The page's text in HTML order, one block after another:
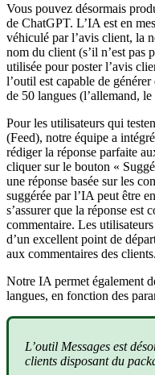
Vous pouvez désormais
de ChatGPT. L’IA est en
véhiculé par l’avis client, la
nom du client (s’il n’est pas
utilisée pour poster l’avis
l’outil est capable de
de 50 langues (l’allemand,
Pour les utilisateurs qui
(Feed), notre équipe a
rédiger la réponse parfaite
cliquer sur le bouton «
une réponse basée sur les
suggérée par l’IA peut être
s’assurer que la réponse est
commentaire. Les
d’un excellent point de
aux commentaires des clients.
Notre IA permet également
langues, en fonction des
L’outil Messages est
clients disposant du